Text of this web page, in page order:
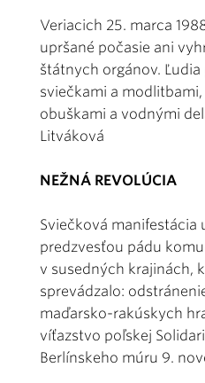
Veriacich 25. marca
upršané počasie ani
štátnych orgánov.
sviečkami a
obuškami a vodnými
Litváková
NEŽNÁ REVOLÚCIA
Sviečková manifestácia
predzvesťou pádu
v susedných krajinách,
sprevádzalo:
maďarsko-rakúskych
víťazstvo poľskej
Berlínskeho múru 9.